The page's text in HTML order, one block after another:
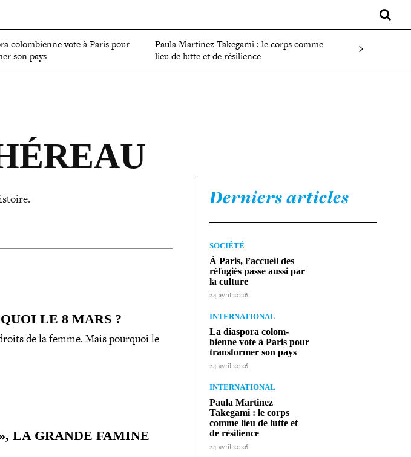
colom­bienne vote à Paris pour
son pays
Paula Martinez Takegami : le corps comme
lieu de lutte et de résilience
LE 8 MARS ?
de la femme. Mais pourquoi le
LA GRANDE FAMINE
Derniers articles
SOCIÉTÉ
À Paris, l’accueil des
réfugiés passe aussi par
la culture
24 avril 2026
INTERNATIONAL
La diaspora colom­
bienne vote à Paris pour
trans­for­mer son pays
24 avril 2026
INTERNATIONAL
Paula Martinez
Takegami : le corps
comme lieu de lutte et
de résilience
24 avril 2026